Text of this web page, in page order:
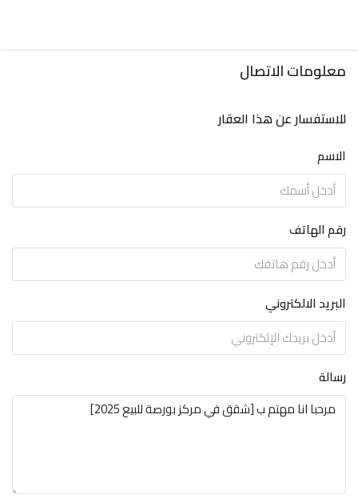
معلومات الاتصال
للاستفسار عن هذا العقار
الاسم
رقم الهاتف
البريد الالكتروني
رسالة